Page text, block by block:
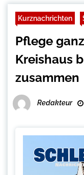
Kurznachrichten
Pflege
Kreishaus
zusammen
Redakteur